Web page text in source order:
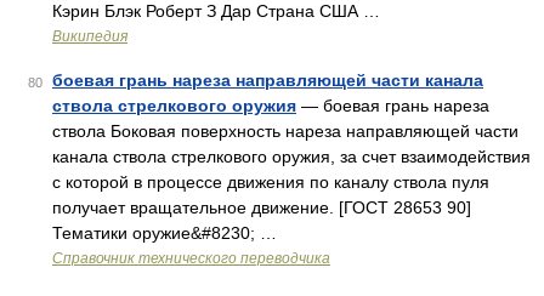
Кэрин Блэк Роберт З Дар Страна США …
Википедия
80
боевая грань нареза направляющей части канала
ствола стрелкового оружия — боевая грань нареза
ствола Боковая поверхность нареза направляющей части
канала ствола стрелкового оружия, за счет взаимодействия
с которой в процессе движения по каналу ствола пуля
получает вращательное движение. [ГОСТ 28653 90]
Тематики оружие&#8230; …
Справочник технического переводчика